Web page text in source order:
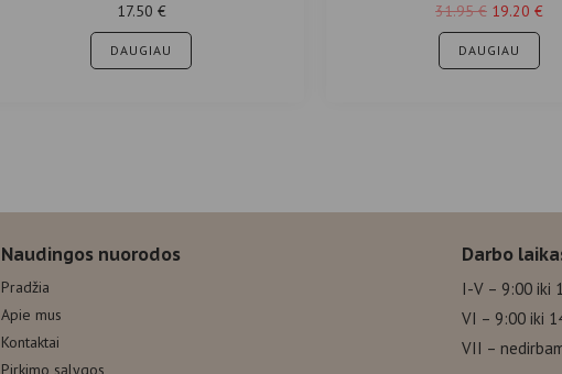
17.50 €
DAUGIAU
31.95€ 19.20 €
DAUGIAU
Naudingos nuorodos
Pradžia
Apie mus
Kontaktai
Pirkimo sąlygos
Darbo
I-V – 9:00 iki
VI – 9:00 iki
VII –